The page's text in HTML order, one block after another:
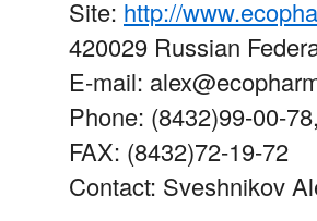
Site: http://
420029 Russian
E-mail:
Phone: (8432)99-00-
FAX: (8432)72-19-72
Contact: Sveshnikov